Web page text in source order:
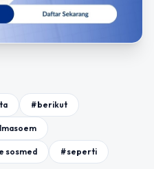
#berikut
sosmed #seperti